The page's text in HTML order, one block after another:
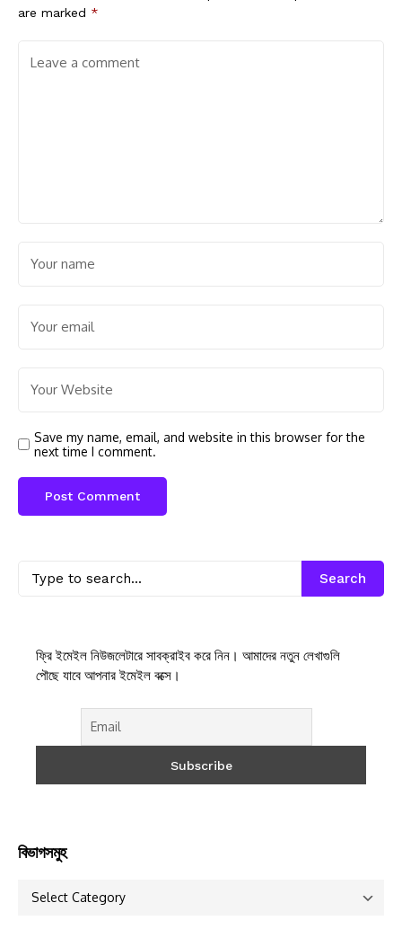
are marked *
Save my name, email, and website in this browser for the
next time I comment.
Search
ফ্রি ইমেইল নিউজলেটারে সাবক্রাইব করে নিন। আমাদের নতুন লেখাগুলি
পৌছে যাবে আপনার ইমেইল বক্সে।
বিভাগসমুহ